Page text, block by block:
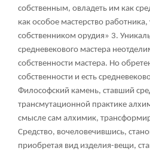
собственным, овладеть им как
как особое мастерство
собственником орудия» 3.
средневекового мастера
собственности мастера. Но
собственности и есть
Философский камень, ставший
трансмутационной практике
смысле сам алхимик,
Средство, вочеловечившись,
приобретая вид изделия-вещи,